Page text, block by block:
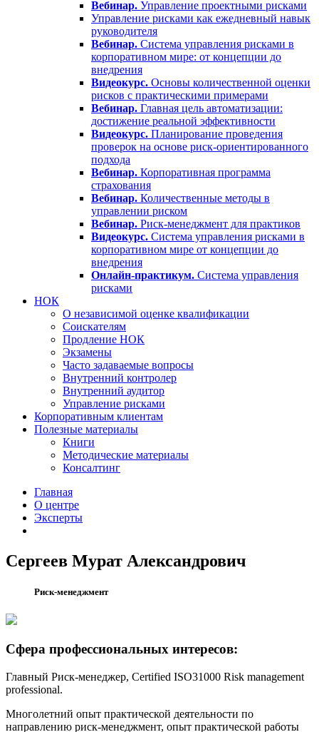
Вебинар. Управление проектными рисками
Управление рисками как ежедневный навык
руководителя
Вебинар. Система управления рисками в
корпоративном мире: от концепции до
внедрения
Видеокурс. Основы количественной оценки
рисков с практическими примерами
Вебинар. Главная цель автоматизации:
достижение реальной эффективности
Видеокурс. Планирование проведения
проверок на основе риск-ориентированного
подхода
Вебинар. Корпоративная программа
страхования
Вебинар. Количественные методы в
управлении риском
Вебинар. Риск-менеджмент для практиков
Видеокурс. Система управления рисками в
корпоративном мире от концепции до
внедрения
Онлайн-практикум. Система управления
рисками
НОК
О независимой оценке квалификации
Соискателям
Продление НОК
Экзамены
Часто задаваемые вопросы
Внутренний контролер
Внутренний аудитор
Управление рисками
Корпоративным клиентам
Полезные материалы
Книги
Методические материалы
Консалтинг
Главная
О центре
Эксперты
Сергеев Мурат Александрович
Риск-менеджмент
Сфера профессиональных интересов:
Главный Риск-менеджер, Certified ISO31000 Risk management
professional.
Многолетний опыт практической деятельности по
направлению риск-менеджмент, опыт практической работы